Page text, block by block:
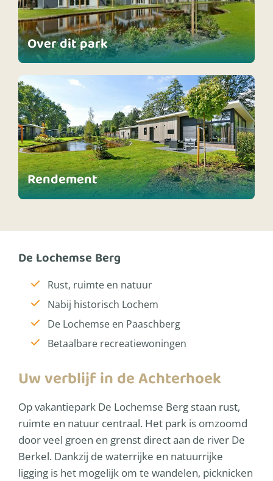
Over dit park
Rendement
De Lochemse Berg
Rust, ruimte en natuur
Nabij historisch Lochem
De Lochemse en Paaschberg
Betaalbare recreatiewoningen
Uw verblijf in de Achterhoek
Op vakantiepark De Lochemse Berg staan rust,
ruimte en natuur centraal. Het park is omzoomd
door veel groen en grenst direct aan de river De
Berkel. Dankzij de waterrijke en natuurrijke
ligging is het mogelijk om te wandelen, picknicken